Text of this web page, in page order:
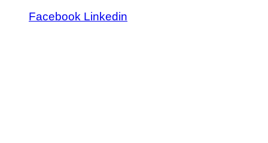
Facebook Linkedin